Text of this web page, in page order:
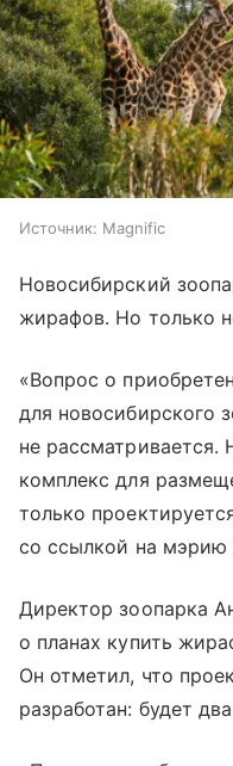
Источник: Magnific
Новосибирский
жирафов. Но только
«Вопрос о
для новосибирского
не
комплекс для
только
со ссылкой на мэрию
Директор зоопарка
о планах купить
Он отметил, что
разработан: будет